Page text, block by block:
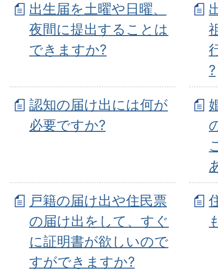
出生届を土曜や日曜、
夜間に提出することは
できますか?
?
認知の届け出には何が
必要ですか?
戸籍の届け出や住民票
の届け出をして、すぐ
に証明書が欲しいので
すができますか?